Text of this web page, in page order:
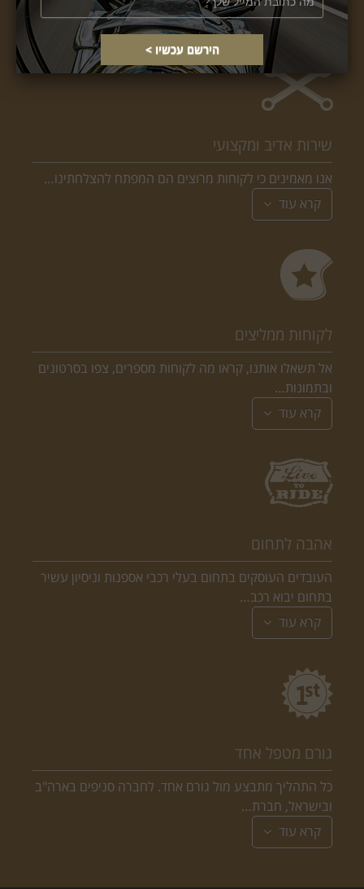
אז למה לבחור בנו?
שירות אדיב ומקצועי
אנו מאמינים כי לקוחות מרוצים הם המפתח להצלחתינו…
קרא עוד
לקוחות ממליצים
אל תשאלו אותנו, קראו מה לקוחות מספרים, צפו בסרטונים
ובתמונות…
קרא עוד
אהבה לתחום
העובדים העוסקים בתחום בעלי רכבי אספנות וניסיון עשיר
בתחום יבוא רכב…
קרא עוד
גורם מטפל אחד
כל התהליך מתבצע מול גורם אחד. לחברה סניפים בארה"ב
ובישראל, חברת…
קרא עוד